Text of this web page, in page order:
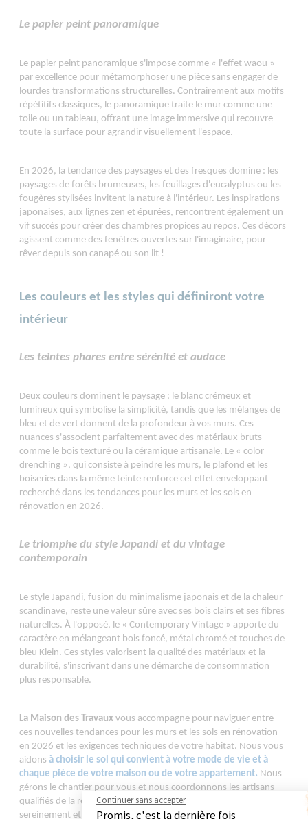
Le papier peint panoramique
Le papier peint panoramique s'impose comme « l'effet waou »
par excellence pour métamorphoser une pièce sans engager de
lourdes transformations structurelles. Contrairement aux motifs
répétitifs classiques, le panoramique traite le mur comme une
toile ou un tableau, offrant une image immersive qui recouvre
toute la surface pour agrandir visuellement l'espace.
En 2026, la tendance des paysages et des fresques domine : les
paysages de forêts brumeuses, les feuillages d'eucalyptus ou les
fougères stylisées invitent la nature à l'intérieur. Les inspirations
japonaises, aux lignes zen et épurées, rencontrent également un
vif succès pour créer des chambres propices au repos. Ces décors
agissent comme des fenêtres ouvertes sur l'imaginaire, pour
rêver depuis son canapé ou son lit !
Les couleurs et les styles qui définiront votre
intérieur
Les teintes phares entre sérénité et audace
Deux couleurs dominent le paysage : le blanc crémeux et
lumineux qui symbolise la simplicité, tandis que les mélanges de
bleu et de vert donnent de la profondeur à vos murs. Ces
nuances s'associent parfaitement avec des matériaux bruts
comme le bois texturé ou la céramique artisanale. Le « color
drenching », qui consiste à peindre les murs, le plafond et les
boiseries dans la même teinte renforce cet effet enveloppant
recherché dans les tendances pour les murs et les sols en
rénovation en 2026.
Le triomphe du style Japandi et du vintage
contemporain
Le style Japandi, fusion du minimalisme japonais et de la chaleur
scandinave, reste une valeur sûre avec ses bois clairs et ses fibres
naturelles. À l'opposé, le « Contemporary Vintage » apporte du
caractère en mélangeant bois foncé, métal chromé et touches de
bleu Klein. Ces styles valorisent la qualité des matériaux et la
durabilité, s'inscrivant dans une démarche de consommation
plus responsable.
La Maison des Travaux vous accompagne pour naviguer entre
ces nouvelles tendances pour les murs et les sols en rénovation
en 2026 et les exigences techniques de votre habitat. Nous vous
aidons à choisir le sol qui convient à votre mode de vie et à
chaque pièce de votre maison ou de votre appartement. Nous
gérons le chantier pour vous et nous coordonnons les artisans
qualifiés de la région lilloise pour vous garantir des travaux menés
sereinement et efficacement. Contactez-nous dès aujourd'hui
Continuer sans accepter
Promis, c'est la dernière fois